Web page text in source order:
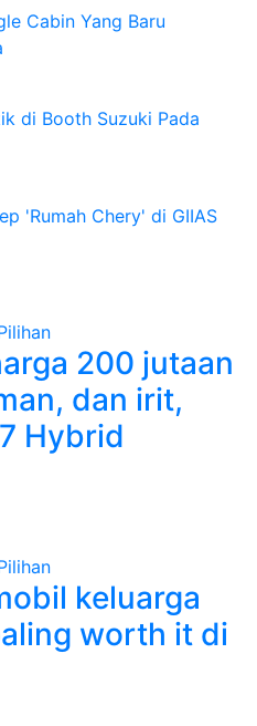
Cabin Yang Baru
di Booth Suzuki Pada
'Rumah Chery' di GIIAS
200 jutaan
dan irit,
Hybrid
keluarga
worth it di